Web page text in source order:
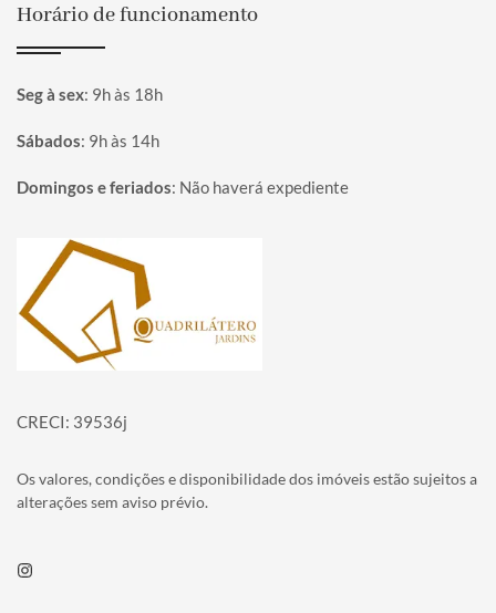
Horário de funcionamento
Seg à sex: 9h às 18h
Sábados: 9h às 14h
Domingos e feriados: Não haverá expediente
Página inicial
CRECI: 39536j
Os valores, condições e disponibilidade dos imóveis estão sujeitos a
alterações sem aviso prévio.
Instagram